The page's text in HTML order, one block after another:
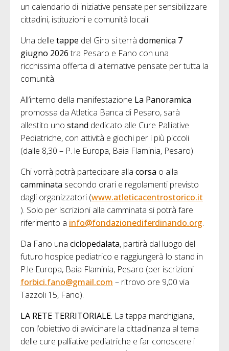
un calendario di iniziative pensate per sensibilizzare
cittadini, istituzioni e comunità locali.
Una delle tappe del Giro si terrà domenica 7
giugno 2026tra Pesaro e Fano con una
ricchissima offerta di alternative pensate per tutta la
comunità.
All’interno della manifestazione La Panoramica
promossa da Atletica Banca di Pesaro, sarà
allestito uno stand dedicato alle Cure Palliative
Pediatriche, con attività e giochi per i più piccoli
(dalle 8,30 – P. le Europa, Baia Flaminia, Pesaro).
Chi vorrà potrà partecipare alla corsa o alla
camminata secondo orari e regolamenti previsto
dagli organizzatori (www.atleticacentrostorico.it
). Solo per iscrizioni alla camminata si potrà fare
riferimento a info@fondazionediferdinando.org.
Da Fano una ciclopedalata, partirà dal luogo del
futuro hospice pediatrico e raggiungerà lo stand in
P.le Europa, Baia Flaminia, Pesaro (per iscrizioni
forbici.fano@gmail.com – ritrovo ore 9,00 via
Tazzoli 15, Fano).
LA RETE TERRITORIALE. La tappa marchigiana,
con l’obiettivo di avvicinare la cittadinanza al tema
delle cure palliative pediatriche e far conoscere i